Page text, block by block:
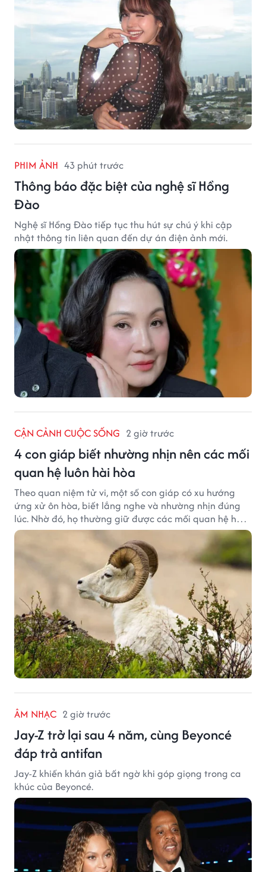
PHIM ẢNH 43 phút trước
Thông báo đặc biệt của nghệ sĩ Hồng
Đào
Nghệ sĩ Hồng Đào tiếp tục thu hút sự chú ý khi cập
nhật thông tin liên quan đến dự án điện ảnh mới.
CẬN CẢNH CUỘC SỐNG 2 giờ trước
4 con giáp biết nhường nhịn nên các mối
quan hệ luôn hài hòa
Theo quan niệm tử vi, một số con giáp có xu hướng
ứng xử ôn hòa, biết lắng nghe và nhường nhịn đúng
lúc. Nhờ đó, họ thường giữ được các mối quan hệ hài
hòa và nhận được sự yêu mến từ những người xung
ÂM NHẠC 2 giờ trước
Jay-Z trở lại sau 4 năm, cùng Beyoncé
đáp trả antifan
Jay-Z khiến khán giả bất ngờ khi góp giọng trong ca
khúc của Beyoncé.